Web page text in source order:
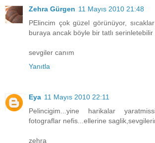
Zehra Gürgen 11 Mayıs 2010 21:48
PElincim çok güzel görünüyor,
buraya ancak böyle bir tatlı serinletebilir
sevgiler canım
Yanıtla
Eya 11 Mayıs 2010 22:11
Pelincigim...yine harikalar
fotograflar nefis...ellerine
zehra